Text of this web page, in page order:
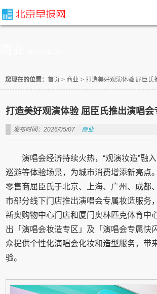
您现在的位置： 首页 > 商业 > 打造美好观演体验 屈臣氏
打造美好观演体验 屈臣氏推出演唱会
发布时间：2026/05/07 商业
演唱会经济持续火热，“观演妆造”融
巡游等体验场景，为城市消费增添新亮点
零售商屈臣氏于北京、上海、广州、成都
市部分线下门店推出演唱会专属妆造服务
新奥购物中心门店和厦门奥林匹克体育中
出「演唱会妆造专区」及「演唱会专属快
众提供个性化演唱会化妆和造型服务，带
验。